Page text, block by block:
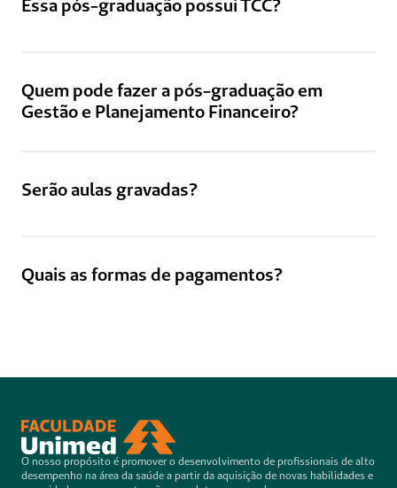
Essa pós-graduação possui TCC?
Quem pode fazer a pós-graduação em
Gestão e Planejamento Financeiro?
Serão aulas gravadas?
Quais as formas de pagamentos?
O nosso propósito é promover o desenvolvimento de profissionais de alto
desempenho na área da saúde a partir da aquisição de novas habilidades e